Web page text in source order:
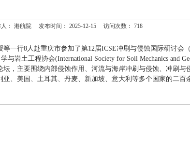
： 港航院 发布时间： 2025-12-15 访问次数： 718
等一行8人赴重庆市参加了第12届ICSE冲刷与侵蚀国际研讨会（
与岩土工程协会(International Society for Soil Mechanics and
坛，主要围绕内部侵蚀作用、河流与海岸冲刷与侵蚀、冲刷与
、美国、土耳其、丹麦、新加坡、意大利等多个国家的二百